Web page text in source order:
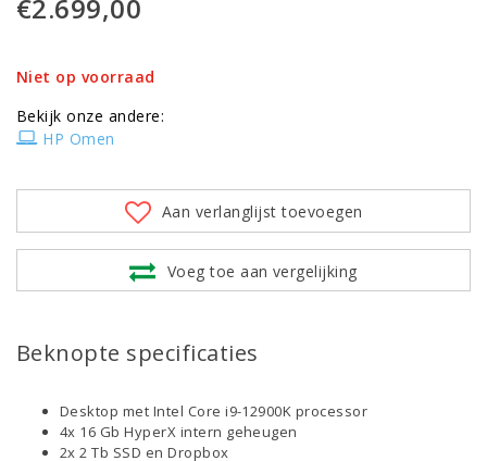
€2.699,00
Niet op voorraad
Bekijk onze andere:
HP Omen
Aan verlanglijst toevoegen
Voeg toe aan vergelijking
Beknopte specificaties
Desktop met Intel Core i9-12900K processor
4x 16 Gb HyperX intern geheugen
2x 2 Tb SSD en Dropbox